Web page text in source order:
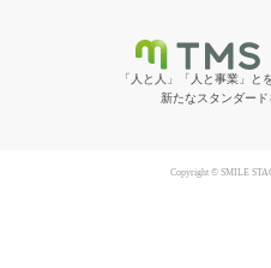
「人と人」「人と事業」と
新たなスタンダード
Copyright © SMILE